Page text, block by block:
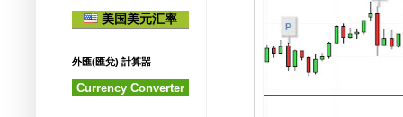
美国美元汇率
外匯(匯兌) 計算噐
Currency Converter